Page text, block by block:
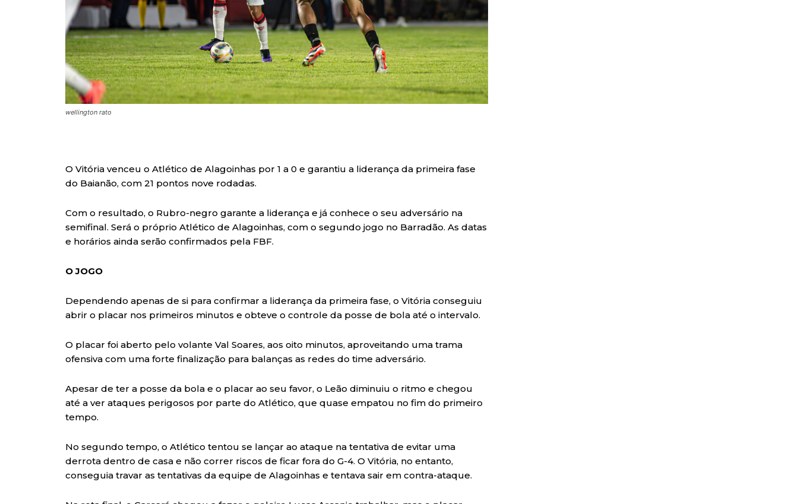
wellington rato
O Vitória venceu o Atlético de Alagoinhas por 1 a 0 e garantiu a liderança da primeira fase
do Baianão, com 21 pontos nove rodadas.
Com o resultado, o Rubro-negro garante a liderança e já conhece o seu adversário na
semifinal. Será o próprio Atlético de Alagoinhas, com o segundo jogo no Barradão. As datas
e horários ainda serão confirmados pela FBF.
O JOGO
Dependendo apenas de si para confirmar a liderança da primeira fase, o Vitória conseguiu
abrir o placar nos primeiros minutos e obteve o controle da posse de bola até o intervalo.
O placar foi aberto pelo volante Val Soares, aos oito minutos, aproveitando uma trama
ofensiva com uma forte finalização para balanças as redes do time adversário.
Apesar de ter a posse da bola e o placar ao seu favor, o Leão diminuiu o ritmo e chegou
até a ver ataques perigosos por parte do Atlético, que quase empatou no fim do primeiro
tempo.
No segundo tempo, o Atlético tentou se lançar ao ataque na tentativa de evitar uma
derrota dentro de casa e não correr riscos de ficar fora do G-4. O Vitória, no entanto,
conseguia travar as tentativas da equipe de Alagoinhas e tentava sair em contra-ataque.